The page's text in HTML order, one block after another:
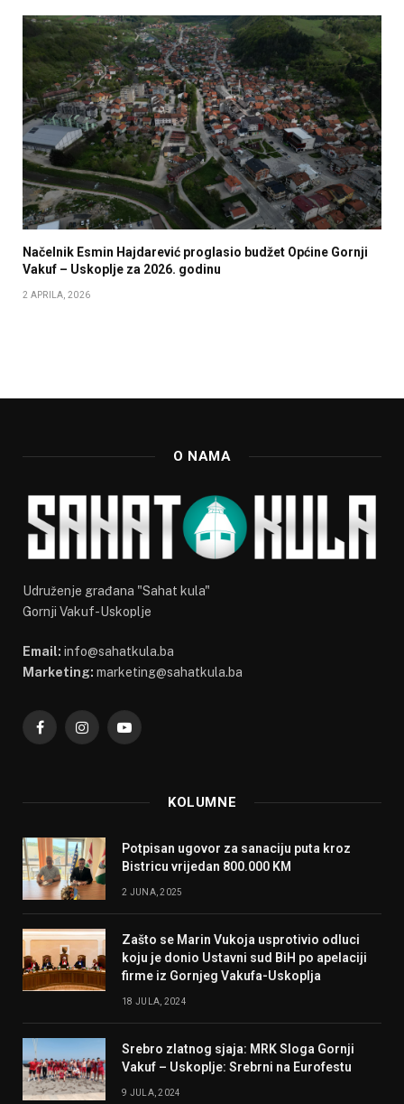
Načelnik Esmin Hajdarević proglasio budžet Općine Gornji
Vakuf – Uskoplje za 2026. godinu
2 APRILA, 2026
O NAMA
Udruženje građana "Sahat kula"
Gornji Vakuf-Uskoplje
Email: info@sahatkula.ba
Marketing: marketing@sahatkula.ba
FacebookInstagramYouTube
KOLUMNE
Potpisan ugovor za sanaciju puta kroz
Bistricu vrijedan 800.000 KM
2 JUNA, 2025
Zašto se Marin Vukoja usprotivio odluci
koju je donio Ustavni sud BiH po apelaciji
firme iz Gornjeg Vakufa-Uskoplja
18 JULA, 2024
Srebro zlatnog sjaja: MRK Sloga Gornji
Vakuf – Uskoplje: Srebrni na Eurofestu
9 JULA, 2024